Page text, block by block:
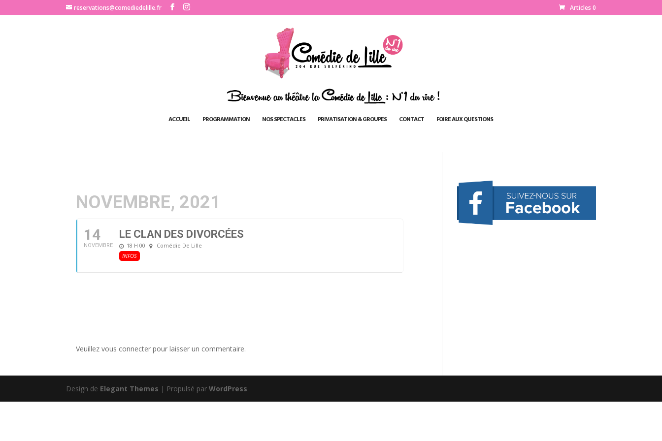
http://www.comediedelille.frreservations@comediedelille.fr Articles 0
ACCUEIL PROGRAMMATION NOS SPECTACLES PRIVATISATION & GROUPES CONTACT FOIRE AUX QUESTIONS
NOVEMBRE, 2021
14
NOVEMBRE
LE CLAN DES DIVORCÉES
18 H 00
Comédie De Lille
INFOS
Veuillez vous connecter pour laisser un commentaire.
Design de Elegant Themes | Propulsé parWordPress